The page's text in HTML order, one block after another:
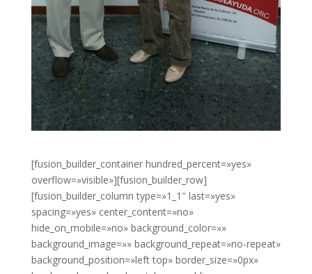
[fusion_builder_container hundred_percent=»yes»
overflow=»visible»][fusion_builder_row]
[fusion_builder_column type=»1_1″ last=»yes»
spacing=»yes» center_content=»no»
hide_on_mobile=»no» background_color=»»
background_image=»» background_repeat=»no-repeat»
background_position=»left top» border_size=»0px»